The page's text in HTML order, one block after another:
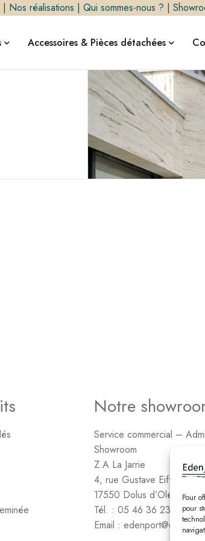
Pour
pour
| Nos réalisations | Qui sommes-nous ? |
Accessoires & Pièces détachées
Notre
Service commercial –
Showroom
Z.A La Jarrie
4, rue Gustave Eiffel
17550 Dolus d’Oléron
Tél. : 05 46 36 23 06
Email :